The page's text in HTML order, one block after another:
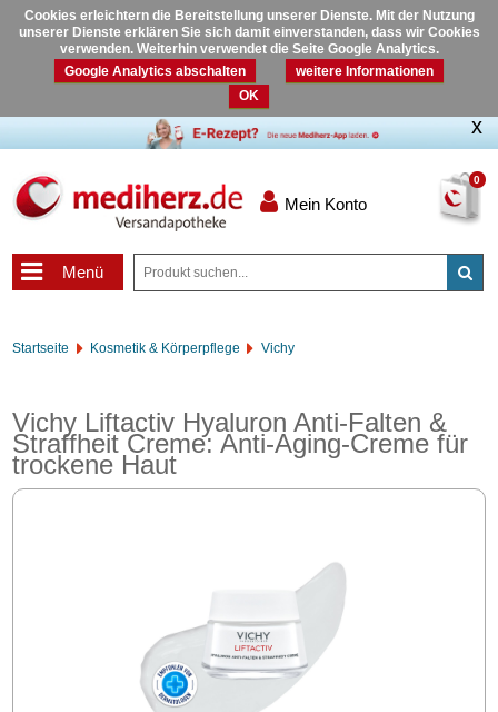
Cookies erleichtern die Bereitstellung unserer Dienste. Mit der Nutzung
unserer Dienste erklären Sie sich damit einverstanden, dass wir Cookies
verwenden. Weiterhin verwendet die Seite Google Analytics.
Google Analytics abschalten
weitere Informationen
OK
0
Mein Konto
Menü
Startseite Kosmetik & Körperpflege Vichy
Vichy Liftactiv Hyaluron Anti-Falten &
Straffheit Creme: Anti-Aging-Creme für
trockene Haut